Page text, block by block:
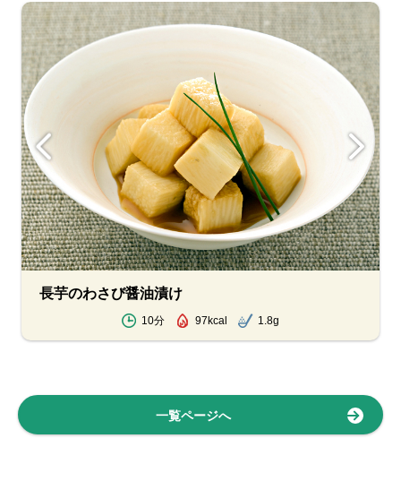
長芋のわさび醤油漬け
10分 97kcal 1.8g
一覧ページへ